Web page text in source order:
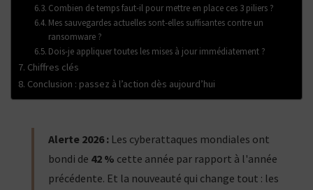
Combien de temps faut-il pour mettre en place ces 3 piliers ?
Mes sauvegardes actuelles sont-elles suffisantes contre un
ransomware ?
Dois-je appliquer toutes les mises à jour immédiatement ?
Chiffres clés
Conclusion : passez à l’action dès aujourd’hui
Alerte 2026 : Les cyberattaques mondiales ont
bondi de 42 % cette année par rapport à l'année
précédente. Et la nouveauté qui change tout : les